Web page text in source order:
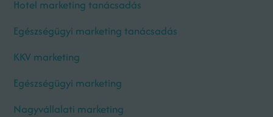
Hotel marketing tanácsadás
Egészségügyi marketing tanácsadás
KKV marketing
Egészségügyi marketing
Nagyvállalati marketing